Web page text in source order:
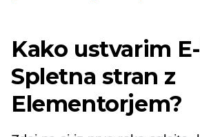
Kako ustvarim
Spletna stran z
Elementorjem?